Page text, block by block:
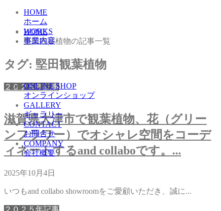
HOME
ホーム
WORKS
事業内容
ONLINE SHOP
オンラインショップ
GALLERY
ギャラリー
CONTACT
お問合せ
COMPANY
会社概要
HOME
堅田観葉植物の記事一覧
タグ: 堅田観葉植物
２０２５年記事
滋賀県大津市で観葉植物、花（グリー
ンフラワー）でオシャレ空間をコーデ
ィネートするand collaboです。...
2025年10月4日
いつもand collabo showroomをご愛顧いただき、誠に...
２０２５年記事